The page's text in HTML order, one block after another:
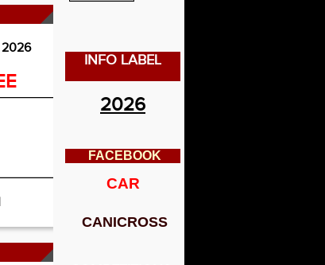
INFO LABEL
2026
FACEBOOK
CAR
CANICROSS